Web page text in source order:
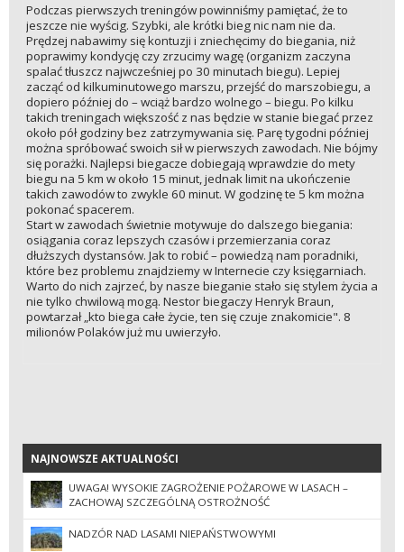
Podczas pierwszych treningów powinniśmy pamiętać, że to
jeszcze nie wyścig. Szybki, ale krótki bieg nic nam nie da.
Prędzej nabawimy się kontuzji i zniechęcimy do biegania, niż
poprawimy kondycję czy zrzucimy wagę (organizm zaczyna
spalać tłuszcz najwcześniej po 30 minutach biegu). Lepiej
zacząć od kilkuminutowego marszu, przejść do marszobiegu, a
dopiero później do – wciąż bardzo wolnego – biegu. Po kilku
takich treningach większość z nas będzie w stanie biegać przez
około pół godziny bez zatrzymywania się. Parę tygodni później
można spróbować swoich sił w pierwszych zawodach. Nie bójmy
się porażki. Najlepsi biegacze dobiegają wprawdzie do mety
biegu na 5 km w około 15 minut, jednak limit na ukończenie
takich zawodów to zwykle 60 minut. W godzinę te 5 km można
pokonać spacerem.
Start w zawodach świetnie motywuje do dalszego biegania:
osiągania coraz lepszych czasów i przemierzania coraz
dłuższych dystansów. Jak to robić – powiedzą nam poradniki,
które bez problemu znajdziemy w Internecie czy księgarniach.
Warto do nich zajrzeć, by nasze bieganie stało się stylem życia a
nie tylko chwilową mogą. Nestor biegaczy Henryk Braun,
powtarzał „kto biega całe życie, ten się czuje znakomicie". 8
milionów Polaków już mu uwierzyło.
NAJNOWSZE AKTUALNOŚCI
NAJNOWSZE AKTUALNOŚCI
UWAGA! WYSOKIE ZAGROŻENIE POŻAROWE W LASACH –
ZACHOWAJ SZCZEGÓLNĄ OSTROŻNOŚĆ
NADZÓR NAD LASAMI NIEPAŃSTWOWYMI